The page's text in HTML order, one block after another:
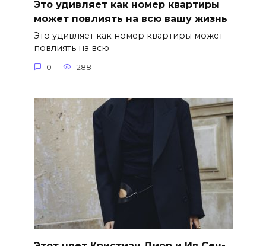
Это удивляет как номер квартиры
может повлиять на всю вашу жизнь
Это удивляет как номер квартиры может
повлиять на всю
0 288